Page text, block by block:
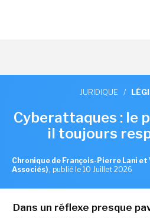
JURIDIQUE /
Cyberattaques : le
il toujours
Chronique de François-Pierre Lani
Associés) , publié le 10 Juillet 2026
Dans un réflexe presque